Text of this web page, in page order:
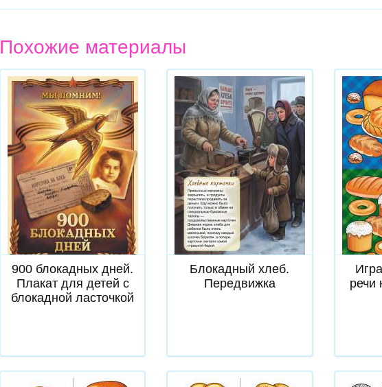
Похожие материалы
Скачать
900 блокадных дней.
Плакат для детей с
блокадной ласточкой
Скачать
Блокадный хлеб.
Передвижка
речи